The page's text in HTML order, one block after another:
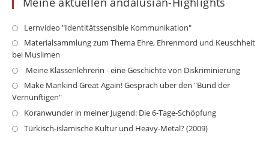
Lernvideo "Identitätssensible Kommunikation"Opens
in
new
Materialsammlung zum Thema Ehre, Ehrenmord und Keuschheit
bei Muslimen
Meine Klassenlehrerin - eine Geschichte von DiskriminierungOpens
Make Mankind Great Again! Gespräch über den "Bund der
Vernünftigen"
Koranwunder in meiner Jugend: Die 6-Tage-SchöpfungOpens
Türkisch-islamische Kultur und Heavy-Metal? (2009)Opens